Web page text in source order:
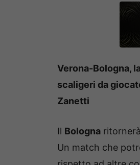
Verona-Bologna,
scaligeri da
Zanetti
Il Bologna
Un match che